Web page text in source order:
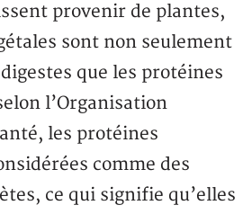
provenir de plantes,
sont non seulement
que les protéines
l’Organisation
les protéines
comme des
ce qui signifie qu’elles